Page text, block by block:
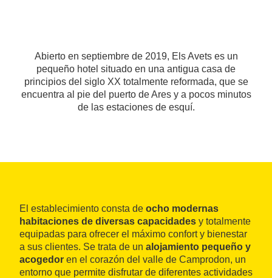
Abierto en septiembre de 2019, Els Avets es un
pequeño hotel situado en una antigua casa de
principios del siglo XX totalmente reformada, que se
encuentra al pie del puerto de Ares y a pocos minutos
de las estaciones de esquí.
El establecimiento consta de ocho modernas
habitaciones de diversas capacidades y totalmente
equipadas para ofrecer el máximo confort y bienestar
a sus clientes. Se trata de un alojamiento pequeño y
acogedor en el corazón del valle de Camprodon, un
entorno que permite disfrutar de diferentes actividades